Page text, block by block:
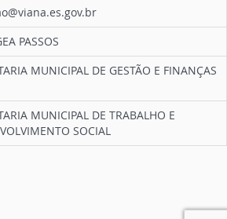
PASSOS
MUNICIPAL DE GESTÃO E FINANÇAS
MUNICIPAL DE TRABALHO E
SOCIAL